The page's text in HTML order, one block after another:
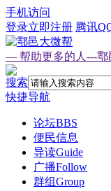
手机访问
登录立即注册 腾讯
— 帮助更多的人---
搜索
快捷导航
论坛BBS
便民信息
导读Guide
广播Follow
群组Group